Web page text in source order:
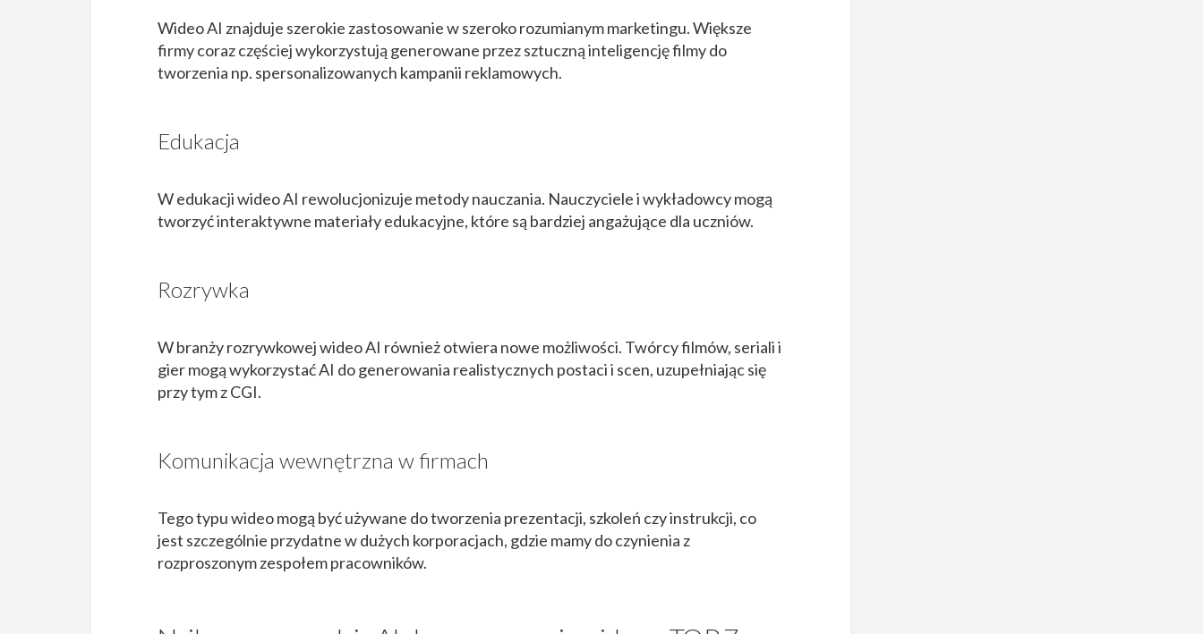
Wideo AI znajduje szerokie zastosowanie w szeroko rozumianym marketingu. Większe
firmy coraz częściej wykorzystują generowane przez sztuczną inteligencję filmy do
tworzenia np. spersonalizowanych kampanii reklamowych.
Edukacja
W edukacji wideo AI rewolucjonizuje metody nauczania. Nauczyciele i wykładowcy mogą
tworzyć interaktywne materiały edukacyjne, które są bardziej angażujące dla uczniów.
Rozrywka
W branży rozrywkowej wideo AI również otwiera nowe możliwości. Twórcy filmów, seriali i
gier mogą wykorzystać AI do generowania realistycznych postaci i scen, uzupełniając się
przy tym z CGI.
Komunikacja wewnętrzna w firmach
Tego typu wideo mogą być używane do tworzenia prezentacji, szkoleń czy instrukcji, co
jest szczególnie przydatne w dużych korporacjach, gdzie mamy do czynienia z
rozproszonym zespołem pracowników.